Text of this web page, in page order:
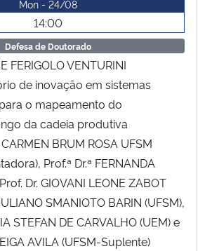
Inovações e Comunicações
Mon - 24/08
14:00
Defesa de Doutorado
FERIGOLO VENTURINI
de inovação em sistemas
o mapeamento do
da cadeia produtiva
CARMEN BRUM ROSA UFSM
Prof.ª Dr.ª FERNANDA
Dr. GIOVANI LEONE ZABOT
SMANIOTO BARIN (UFSM),
STEFAN DE CARVALHO (UEM) e
AVILA (UFSM-Suplente)